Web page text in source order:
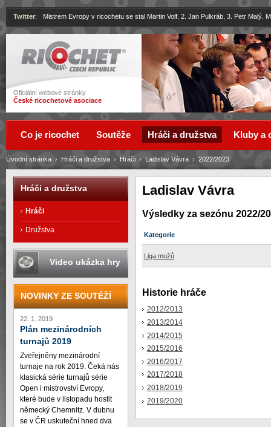
Ricochet
Oficiální webové stránky
České ricochetové asociace
Twitter: Mistrem Evropy v ricochetu se stal Martin Volf. 2. Jan Pulkráb, 3. Petr Malý.
Ladislav Vávra
Výsledky za sezónu 2022/
Kategorie
Liga mužů
Historie hráče
2012/2013
2013/2014
2014/2015
2015/2016
2016/2017
2017/2018
2018/2019
2019/2020
Úvodní stránka › Hráči a družstva › Hráči › Ladislav Vávra › 2022/2023
Co je ricochet Soutěže Hráči a družstva Kluby a
Hráči a družstva
Hráči
Družstva
Video ukázka hry
NOVINKY ZE SOUTĚŽÍ
22. 1. 2019
Plán mezinárodních
turnajů 2019
Zveřejněny mezinárodní
turnaje na rok 2019. Čeká nás
klasická série turnajů série
Open i mistrovství Evropy,
které bude v listopadu hostit
německý Chemnitz. V dubnu
se v ČR uskuteční hned dva